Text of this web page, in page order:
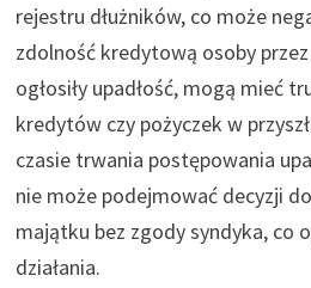
rejestru dłużników, co może
zdolność kredytową osoby
ogłosiły upadłość, mogą mieć
kredytów czy pożyczek w
czasie trwania postępowania
nie może podejmować decyzji
majątku bez zgody syndyka, co
działania.